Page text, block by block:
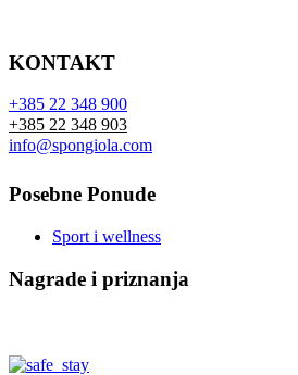
KONTAKT
+385 22 348 900
+385 22 348 903
info@spongiola.com
Posebne Ponude
Sport i wellness
Nagrade i priznanja